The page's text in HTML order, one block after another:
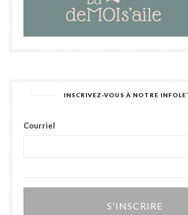
INSCRIVEZ-VOUS À NOTRE
Courriel